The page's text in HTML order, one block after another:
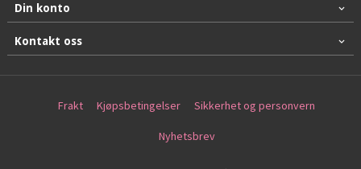
Din konto
Kontakt oss
Frakt Kjøpsbetingelser Sikkerhet og personvern
Nyhetsbrev